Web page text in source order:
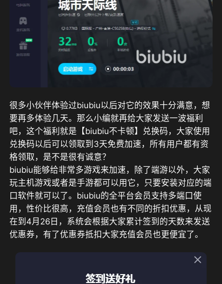
很多小伙伴体验过biubiu以后对它的效果十分满意，想
要再多体验几天。那么小编就再给大家发送一波福利
吧，这个福利就是 【biubiu不卡顿】 兑换码，大家使用
兑换码以后可以领取到 3天免费加速，所有用户都有资
格领取，是不是很有诚意？
biubiu能够给非常多游戏来加速，除了端游以外，大家
玩主机游戏或者是手游都可以用它，只要安装对应的端
口软件就可以了。biubiu的全平台会员支持多端口使
用，性价比很高，充值会员也有不同的折扣优惠，从现
在到4月26日，系统会根据大家累计签到的天数来发送
优惠券，有了优惠券抵扣大家充值会员也更便宜了。